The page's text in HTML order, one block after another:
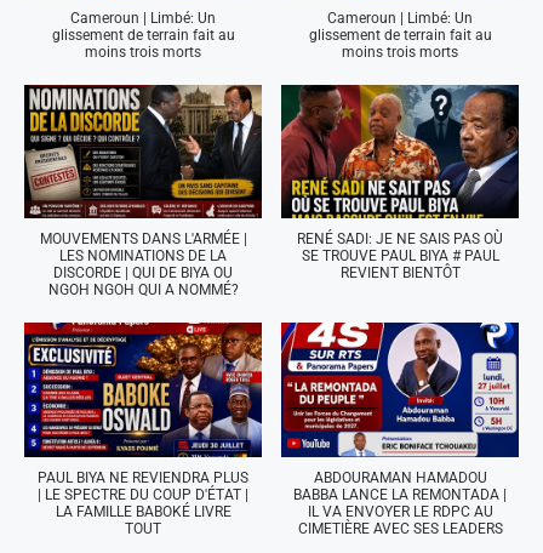
Cameroun | Limbé: Un
glissement de terrain fait au
moins trois morts
Cameroun | Limbé: Un
glissement de terrain fait au
moins trois morts
MOUVEMENTS DANS L'ARMÉE |
LES NOMINATIONS DE LA
DISCORDE | QUI DE BIYA OU
NGOH NGOH QUI A NOMMÉ?
RENÉ SADI: JE NE SAIS PAS OÙ
SE TROUVE PAUL BIYA # PAUL
REVIENT BIENTÔT
PAUL BIYA NE REVIENDRA PLUS
| LE SPECTRE DU COUP D'ÉTAT |
LA FAMILLE BABOKÉ LIVRE
TOUT
ABDOURAMAN HAMADOU
BABBA LANCE LA REMONTADA |
IL VA ENVOYER LE RDPC AU
CIMETIÈRE AVEC SES LEADERS